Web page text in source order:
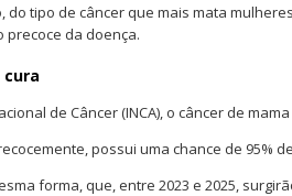
do tipo de câncer que mais mata
precoce da doença.
cura
de Câncer (INCA), o câncer de
possui uma chance de 95%
forma, que, entre 2023 e 2025,